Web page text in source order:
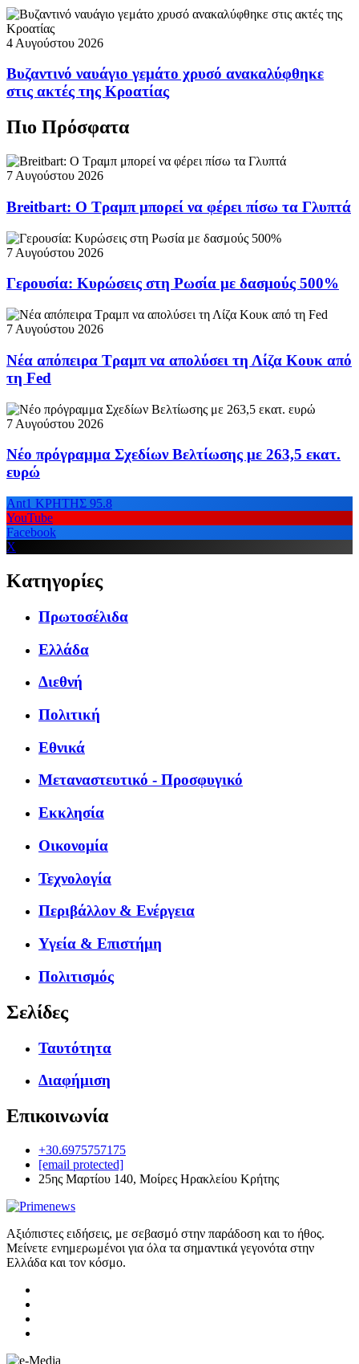
4 Αυγούστου 2026
Βυζαντινό ναυάγιο γεμάτο χρυσό ανακαλύφθηκε
στις ακτές της Κροατίας
Πιο Πρόσφατα
7 Αυγούστου 2026
Breitbart: Ο Τραμπ μπορεί να φέρει πίσω τα Γλυπτά
7 Αυγούστου 2026
Γερουσία: Κυρώσεις στη Ρωσία με δασμούς 500%
7 Αυγούστου 2026
Νέα απόπειρα Τραμπ να απολύσει τη Λίζα Κουκ από
τη Fed
7 Αυγούστου 2026
Νέο πρόγραμμα Σχεδίων Βελτίωσης με 263,5 εκατ.
ευρώ
Ant1 ΚΡΗΤΗΣ 95.8
YouTube
Facebook
X
Κατηγορίες
Πρωτοσέλιδα
Ελλάδα
Διεθνή
Πολιτική
Εθνικά
Μεταναστευτικό - Προσφυγικό
Εκκλησία
Οικονομία
Τεχνολογία
Περιβάλλον & Ενέργεια
Υγεία & Επιστήμη
Πολιτισμός
Σελίδες
Ταυτότητα
Διαφήμιση
Επικοινωνία
+30.6975757175
[email protected]
25ης Μαρτίου 140, Μοίρες Ηρακλείου Κρήτης
Αξιόπιστες ειδήσεις, με σεβασμό στην παράδοση και το ήθος.
Μείνετε ενημερωμένοι για όλα τα σημαντικά γεγονότα στην
Ελλάδα και τον κόσμο.